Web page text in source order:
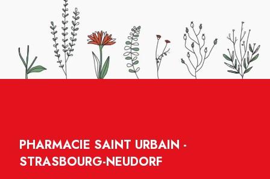
PHARMACIE SAINT URBAIN -
STRASBOURG-NEUDORF